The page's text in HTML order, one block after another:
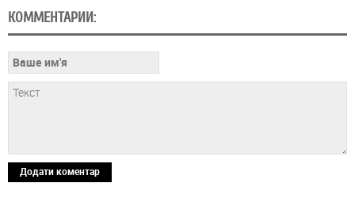
КОММЕНТАРИИ:
Додати коментар